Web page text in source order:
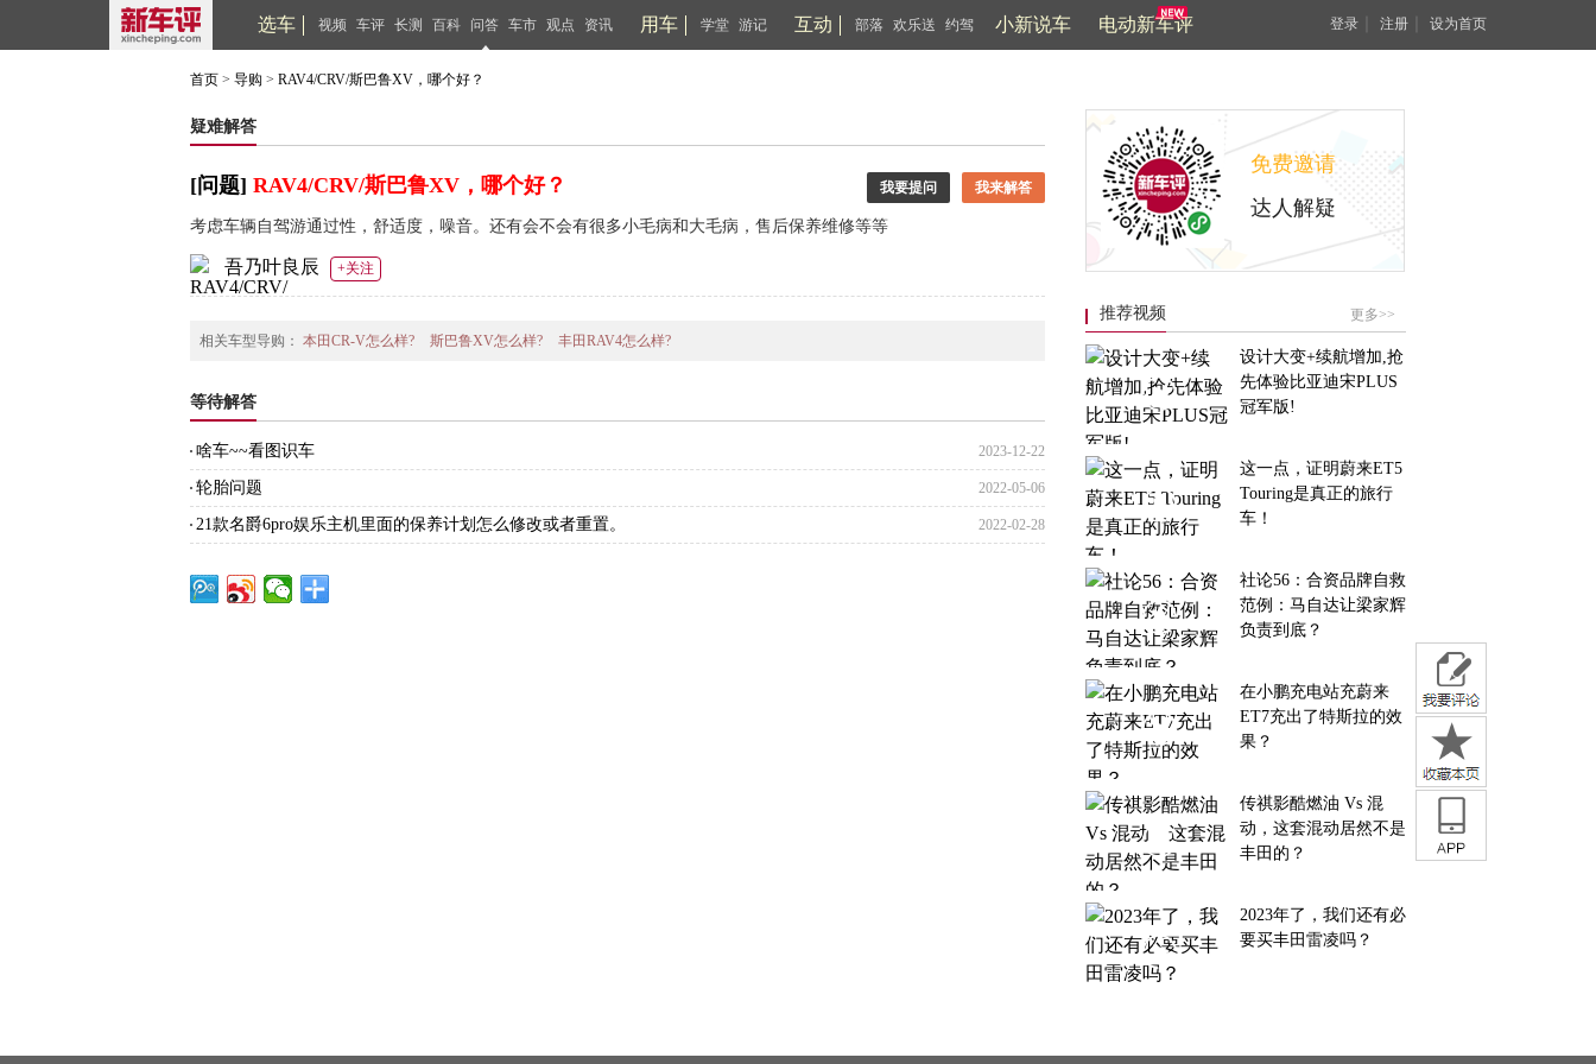
选车 视频 车评 长测 百科 问答 车市 观点 资讯 用车 学堂 游记 互动 部落 欢乐送 约驾 小新说车 电动新车评 登录 注册 设为首页
首页 > 导购 > RAV4/CRV/斯巴鲁XV，哪个好？
疑难解答
我要提问 我来解答
[问题] RAV4/CRV/斯巴鲁XV，哪个好？
考虑车辆自驾游通过性，舒适度，噪音。还有会不会有很多小毛病和大毛病，售后保养维修等等
吾乃叶良辰 +关注
相关车型导购： 本田CR-V怎么样? 斯巴鲁XV怎么样? 丰田RAV4怎么样?
等待解答
2023-12-22
啥车~~看图识车
2022-05-06
轮胎问题
2022-02-28
21款名爵6pro娱乐主机里面的保养计划怎么修改或者重置。
免费邀请
达人解疑
推荐视频 更多>>
设计大变+续航增加,抢
先体验比亚迪宋PLUS
冠军版!
这一点，证明蔚来ET5
Touring是真正的旅行
车！
社论56：合资品牌自救
范例：马自达让梁家辉
负责到底？
在小鹏充电站充蔚来
ET7充出了特斯拉的效
果？
传祺影酷燃油 Vs 混
动，这套混动居然不是
丰田的？
2023年了，我们还有必
要买丰田雷凌吗？